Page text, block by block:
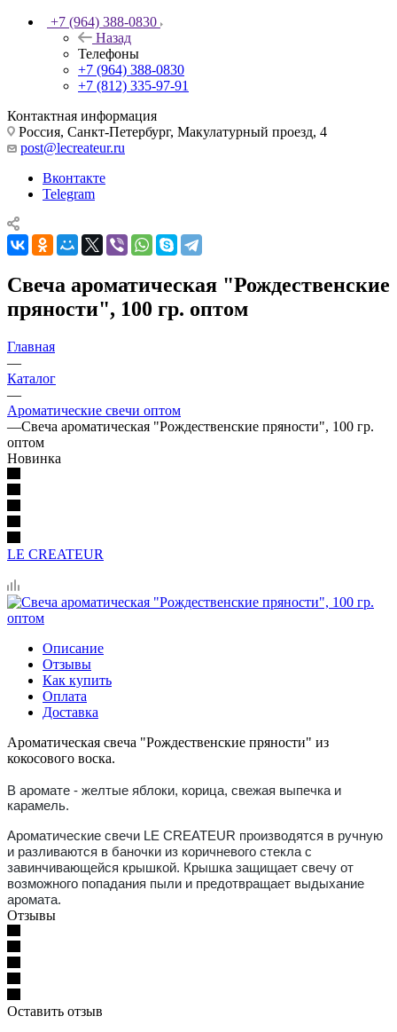
+7 (964) 388-0830
Назад
Телефоны
+7 (964) 388-0830
+7 (812) 335-97-91
Контактная информация
Россия, Санкт-Петербург, Макулатурный проезд, 4
post@lecreateur.ru
Вконтакте
Telegram
Свеча ароматическая "Рождественские
пряности", 100 гр. оптом
Главная
—
Каталог
—
Ароматические свечи оптом
—Свеча ароматическая "Рождественские пряности", 100 гр.
оптом
Новинка
LE CREATEUR
Описание
Отзывы
Как купить
Оплата
Доставка
Ароматическая свеча "Рождественские пряности" из
кокосового воска.
В аромате - желтые яблоки, корица, свежая выпечка и
карамель.
Ароматические свечи LE CREATEUR производятся в ручную
и разливаются в баночки из коричневого стекла с
завинчивающейся крышкой. Крышка защищает свечу от
возможного попадания пыли и предотвращает выдыхание
аромата.
Отзывы
Оставить отзыв